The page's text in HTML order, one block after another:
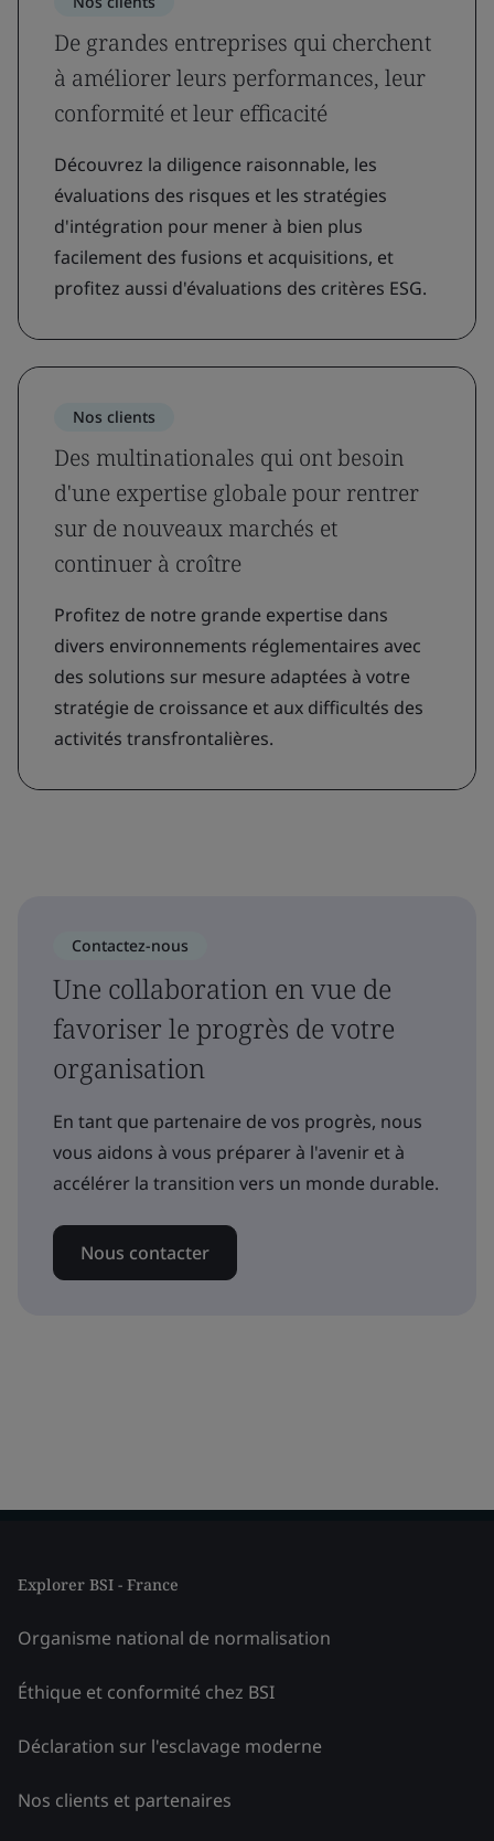
De grandes entreprises qui cherchent
à améliorer leurs performances, leur
conformité et leur efficacité
Découvrez la diligence raisonnable, les
évaluations des risques et les stratégies
d'intégration pour mener à bien plus
facilement des fusions et acquisitions, et
profitez aussi d'évaluations des critères ESG.
Nos clients
Des multinationales qui ont besoin
d'une expertise globale pour rentrer
sur de nouveaux marchés et
continuer à croître
Profitez de notre grande expertise dans
divers environnements réglementaires avec
des solutions sur mesure adaptées à votre
stratégie de croissance et aux difficultés des
activités transfrontalières.
Contactez-nous
Une collaboration en vue de
favoriser le progrès de votre
organisation
En tant que partenaire de vos progrès, nous
vous aidons à vous préparer à l'avenir et à
accélérer la transition vers un monde durable.
Nous contacter
Explorer BSI - France
Organisme national de normalisation
Éthique et conformité chez BSI
Déclaration sur l'esclavage moderne
Nos clients et partenaires